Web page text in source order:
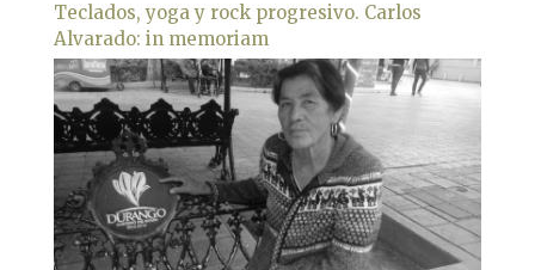
Teclados, yoga y rock progresivo. Carlos
Alvarado: in memoriam